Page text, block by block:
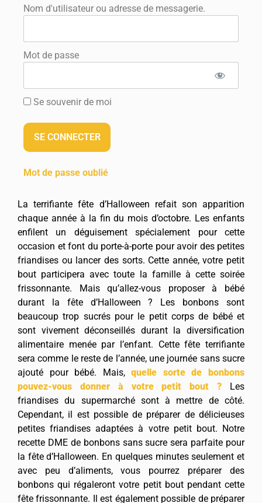
Nom d'utilisateur ou adresse de messagerie.
Mot de passe
Se souvenir de moi
Mot de passe oublié
La terrifiante fête d’Halloween refait son apparition
chaque année à la fin du mois d’octobre. Les enfants
enfilent un déguisement spécialement pour cette
occasion et font du porte-à-porte pour avoir des petites
friandises ou lancer des sorts. Cette année, votre petit
bout participera avec toute la famille à cette soirée
frissonnante. Mais qu’allez-vous proposer à bébé
durant la fête d’Halloween ? Les bonbons sont
beaucoup trop sucrés pour le petit corps de bébé et
sont vivement déconseillés durant la diversification
alimentaire menée par l’enfant. Cette fête terrifiante
sera comme le reste de l’année, une journée sans sucre
ajouté pour bébé. Mais,quelle sorte de bonbons
pouvez-vous donner à votre petit bout ? Les
friandises du supermarché sont à mettre de côté.
Cependant, il est possible de préparer de délicieuses
petites friandises adaptées à votre petit bout. Notre
recette DME de bonbons sans sucre sera parfaite pour
la fête d’Halloween. En quelques minutes seulement et
avec peu d’aliments, vous pourrez préparer des
bonbons qui régaleront votre petit bout pendant cette
fête frissonnante. Il est également possible de préparer